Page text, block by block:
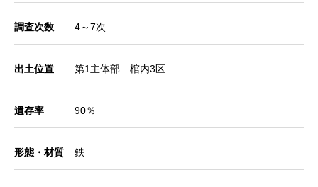
調査次数 4～7次
出土位置 第1主体部 棺内3区
遺存率 90％
形態・材質 鉄